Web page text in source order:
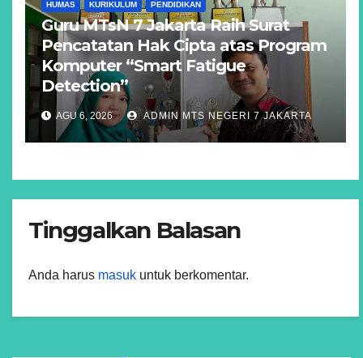
HUMAS KURIKULUM PENDIDIKAN
Guru MTsN 7 Jakarta Raih Surat
Pencatatan Hak Cipta atas Program
Komputer “Smart Fatigue
Detection”
AGU 6, 2026 ADMIN MTS NEGERI 7 JAKARTA
Tinggalkan Balasan
Anda harus masuk untuk berkomentar.